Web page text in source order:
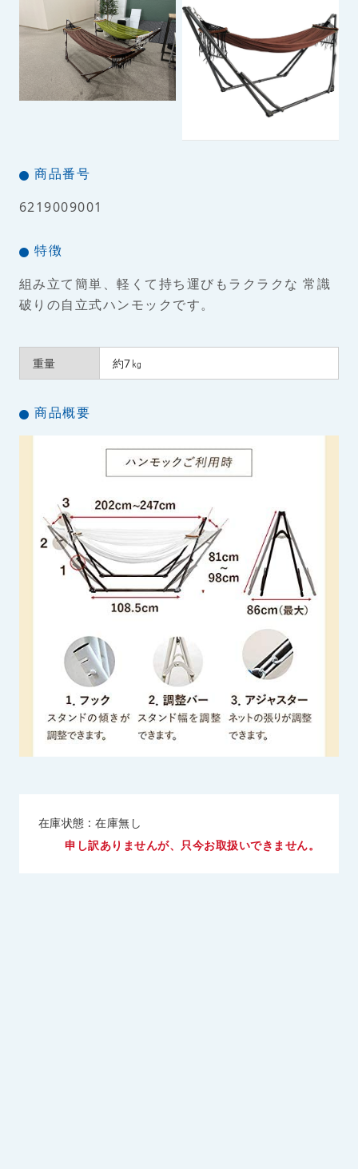
商品番号
6219009001
特徴
組み立て簡単、軽くて持ち運びもラクラクな 常識
破りの自立式ハンモックです。
重量 約7㎏
商品概要
在庫状態 : 在庫無し
申し訳ありませんが、只今お取扱いできません。